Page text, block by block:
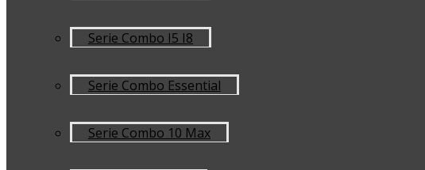
Serie Combo I5 I8
Serie Combo Essential
Serie Combo 10 Max